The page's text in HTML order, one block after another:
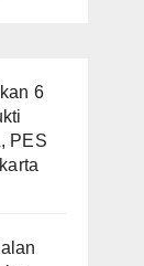
6
PES